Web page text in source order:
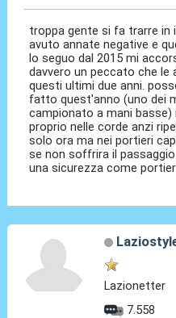
troppa gente si fa trarre in
avuto annate negative e
lo seguo dal 2015 mi
davvero un peccato che
questi ultimi due anni.
fatto quest'anno (uno dei
campionato a mani
proprio nelle corde anzi
solo ora ma nei portieri
se non soffrira il
una sicurezza come
Lazionetter
7.558